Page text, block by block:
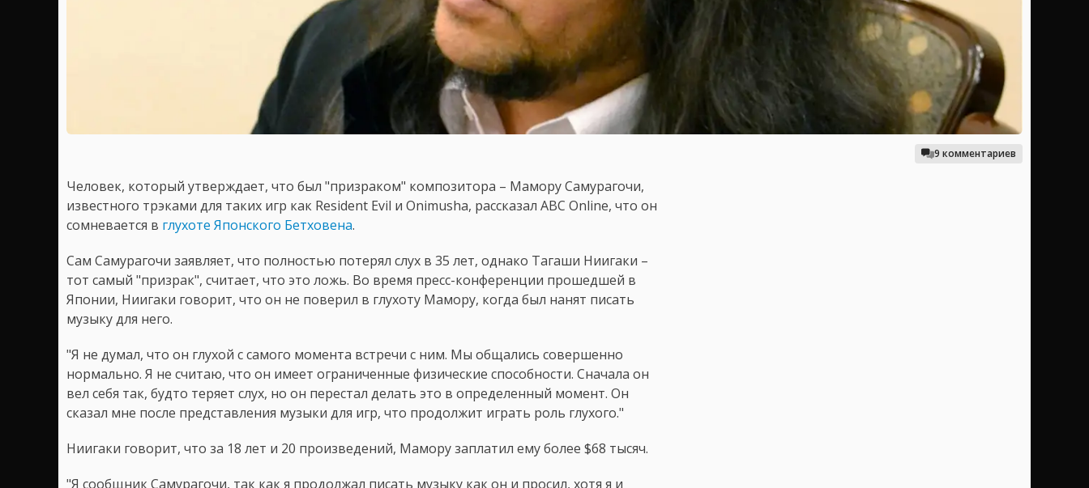
9 комментариев
Человек, который утверждает, что был "призраком" композитора – Мамору Самурагочи,
известного трэками для таких игр как Resident Evil и Onimusha, рассказал ABC Online, что он
сомневается в глухоте Японского Бетховена.
Сам Самурагочи заявляет, что полностью потерял слух в 35 лет, однако Тагаши Ниигаки –
тот самый "призрак", считает, что это ложь. Во время пресс-конференции прошедшей в
Японии, Ниигаки говорит, что он не поверил в глухоту Мамору, когда был нанят писать
музыку для него.
"Я не думал, что он глухой с самого момента встречи с ним. Мы общались совершенно
нормально. Я не считаю, что он имеет ограниченные физические способности. Сначала он
вел себя так, будто теряет слух, но он перестал делать это в определенный момент. Он
сказал мне после представления музыки для игр, что продолжит играть роль глухого."
Ниигаки говорит, что за 18 лет и 20 произведений, Мамору заплатил ему более $68 тысяч.
"Я сообщник Самурагочи, так как я продолжал писать музыку как он и просил, хотя я и